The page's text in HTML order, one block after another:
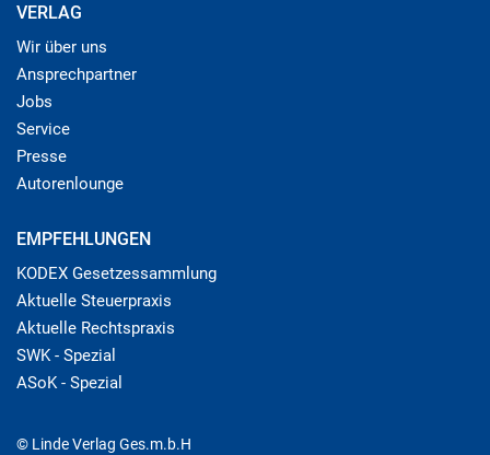
VERLAG
Wir über uns
Ansprechpartner
Jobs
Service
Presse
Autorenlounge
EMPFEHLUNGEN
KODEX Gesetzessammlung
Aktuelle Steuerpraxis
Aktuelle Rechtspraxis
SWK - Spezial
ASoK - Spezial
© Linde Verlag Ges.m.b.H